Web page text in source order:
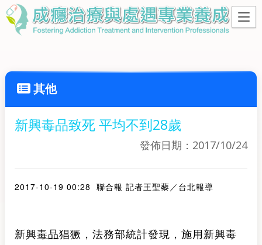
其他
新興毒品致死 平均不到28歲
發佈日期：2017/10/24
2017-10-19 00:28 聯合報 記者王聖藜 ／台北報導
新興毒品猖獗，法務部統計發現，施用新興毒